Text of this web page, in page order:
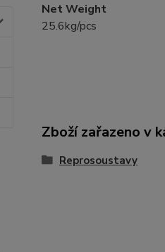
Net Weight
25.6kg/pcs
Zboží zařazeno v
Reprosoustavy